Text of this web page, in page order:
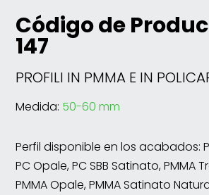
Código de
147
PROFILI IN PMMA E IN
Medida: 50-60 mm
Perfil disponible en los acabados:
PC Opale, PC SBB Satinato, PMMA
PMMA Opale, PMMA Satinato